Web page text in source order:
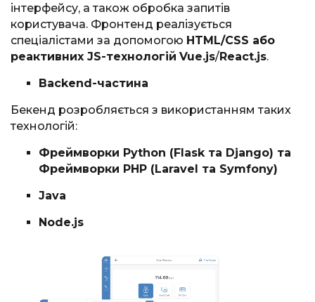
інтерфейсу, а також обробка запитів
користувача. Фронтенд реалізується
спеціалістами за допомогою HTML/CSS або
реактивних JS-технологій Vue.js/React.js.
Backend-частина
Бекенд розробляється з використанням таких
технологій:
Фреймворки Python (Flask та Django) та
Фреймворки PHP (Laravel та Symfony)
Java
Node.js